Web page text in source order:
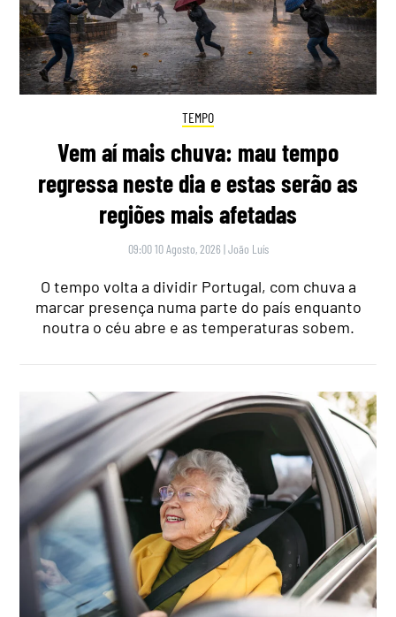
TEMPO
Vem aí mais chuva: mau tempo
regressa neste dia e estas serão as
regiões mais afetadas
09:00 10 Agosto, 2026 |João Luís
O tempo volta a dividir Portugal, com chuva a
marcar presença numa parte do país enquanto
noutra o céu abre e as temperaturas sobem.